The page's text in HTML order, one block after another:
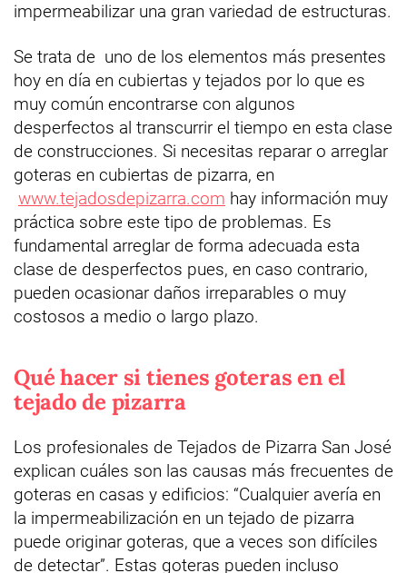
impermeabilizar una gran variedad de estructuras.
Se trata de uno de los elementos más presentes
hoy en día en cubiertas y tejados por lo que es
muy común encontrarse con algunos
desperfectos al transcurrir el tiempo en esta clase
de construcciones. Si necesitas reparar o arreglar
goteras en cubiertas de pizarra, en
www.tejadosdepizarra.com hay información muy
práctica sobre este tipo de problemas. Es
fundamental arreglar de forma adecuada esta
clase de desperfectos pues, en caso contrario,
pueden ocasionar daños irreparables o muy
costosos a medio o largo plazo.
Qué hacer si tienes goteras en el
tejado de pizarra
Los profesionales de Tejados de Pizarra San José
explican cuáles son las causas más frecuentes de
goteras en casas y edificios: “Cualquier avería en
la impermeabilización en un tejado de pizarra
puede originar goteras, que a veces son difíciles
de detectar”. Estas goteras pueden incluso